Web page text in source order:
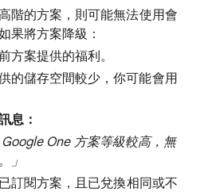
階的方案，則可能無法使用會
果將方案降級：
方案提供的福利。
的儲存空間較少，你可能會用
息：
Google One 方案等級較高，無
」
訂閱方案，且已兌換相同或不